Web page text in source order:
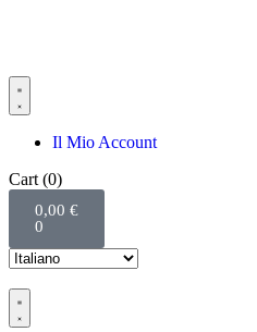
Il Mio Account
Cart (0)
0,00 €
0